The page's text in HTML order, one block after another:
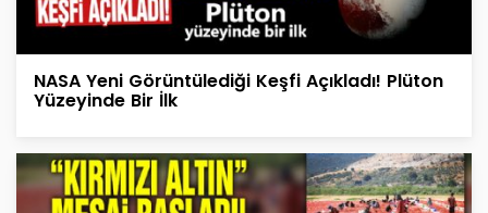
NASA Yeni Görüntülediği Keşfi Açıkladı! Plüton
Yüzeyinde Bir İlk